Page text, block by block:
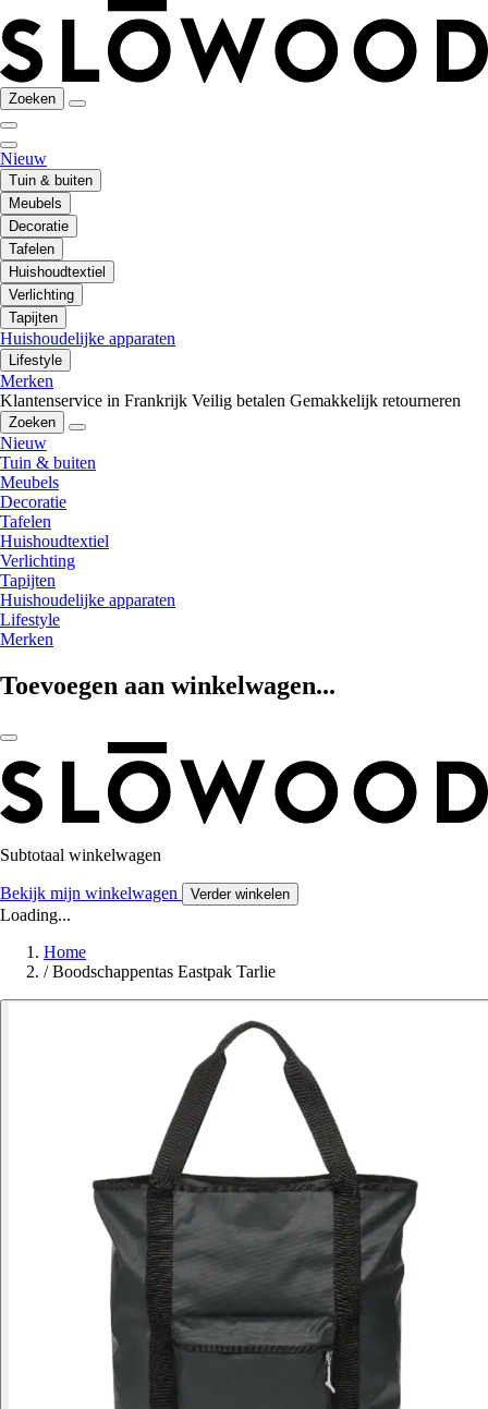
Zoeken
Nieuw
Tuin & buiten
Meubels
Decoratie
Tafelen
Huishoudtextiel
Verlichting
Tapijten
Huishoudelijke apparaten
Lifestyle
Merken
Klantenservice in Frankrijk Veilig betalen Gemakkelijk retourneren
Zoeken
Nieuw
Tuin & buiten
Meubels
Decoratie
Tafelen
Huishoudtextiel
Verlichting
Tapijten
Huishoudelijke apparaten
Lifestyle
Merken
Toevoegen aan winkelwagen...
Subtotaal winkelwagen
Bekijk mijn winkelwagen Verder winkelen
Loading...
Home
/ Boodschappentas Eastpak Tarlie